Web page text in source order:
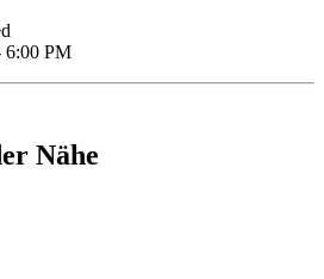
6:00 PM
Nähe